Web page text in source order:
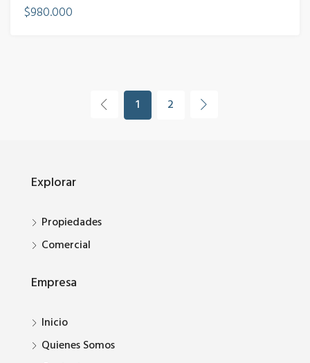
$980.000
1 2
Explorar
Propiedades
Comercial
Empresa
Inicio
Quienes Somos